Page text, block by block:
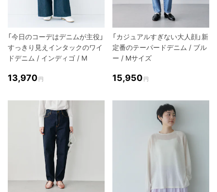
「今日のコーデはデニムが主役」
すっきり見えインタックのワイ
ドデニム / インディゴ / M
13,970 円
「カジュアルすぎない大人顔」新
定番のテーパードデニム / ブル
ー / Mサイズ
15,950 円